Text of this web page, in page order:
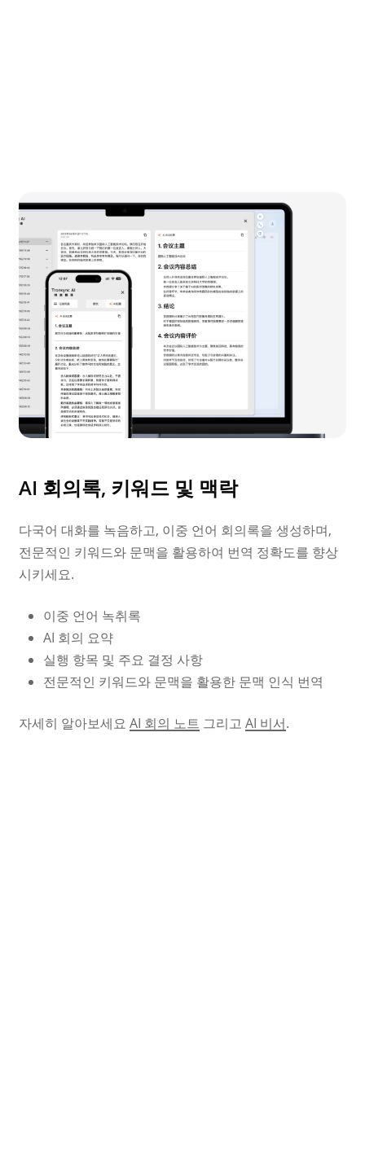
AI 회의록, 키워드 및 맥락
다국어 대화를 녹음하고, 이중 언어 회의록을 생성하며,
전문적인 키워드와 문맥을 활용하여 번역 정확도를 향상
시키세요.
이중 언어 녹취록
AI 회의 요약
실행 항목 및 주요 결정 사항
전문적인 키워드와 문맥을 활용한 문맥 인식 번역
자세히 알아보세요 AI 회의 노트 그리고 AI 비서.